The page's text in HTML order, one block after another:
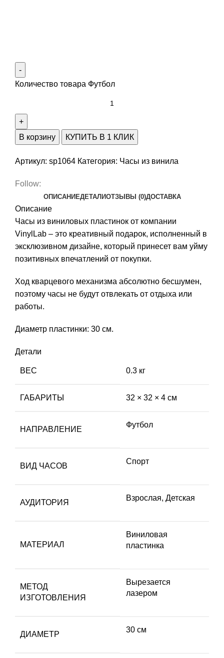
Количество товара Футбол
В корзину КУПИТЬ В 1 КЛИК
Артикул: sp1064 Категория: Часы из винила
Follow:
ОПИСАНИЕДЕТАЛИОТЗЫВЫ (0)ДОСТАВКА
Описание
Часы из виниловых пластинок от компании
VinylLab – это креативный подарок, исполненный в
эксклюзивном дизайне, который принесет вам уйму
позитивных впечатлений от покупки.
Ход кварцевого механизма абсолютно бесшумен,
поэтому часы не будут отвлекать от отдыха или
работы.
Диаметр пластинки: 30 см.
Детали
ВЕС 0.3 кг
ГАБАРИТЫ 32 × 32 × 4 см
НАПРАВЛЕНИЕ
Футбол
ВИД ЧАСОВ
Спорт
АУДИТОРИЯ
Взрослая, Детская
МАТЕРИАЛ
Виниловая
пластинка
МЕТОД
ИЗГОТОВЛЕНИЯ
Вырезается
лазером
ДИАМЕТР
30 см